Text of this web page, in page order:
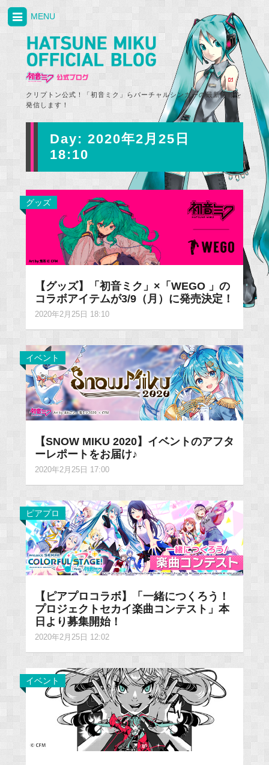
クリプトン公式！「初音ミク」らバーチャルシンガーの最新情報を
発信します！
MENU
Day: 2020年2月25日
18:10
グッズ
【グッズ】「初音ミク」×「WEGO 」の
コラボアイテムが3/9（月）に発売決定！
2020年2月25日 18:10
イベント
【SNOW MIKU 2020】イベントのアフタ
ーレポートをお届け♪
2020年2月25日 17:00
ピアプロ
【ピアプロコラボ】「一緒につくろう！
プロジェクトセカイ楽曲コンテスト」本
日より募集開始！
2020年2月25日 12:02
イベント